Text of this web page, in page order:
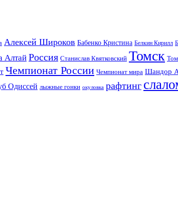
Алексей Широков Бабенко Кристина Белкин Кирилл
Алтай Россия Станислав Квятковский Томск
Чемпионат России Чемпионат мира Шандор
Одиссей лыжные гонки окуловка рафтинг